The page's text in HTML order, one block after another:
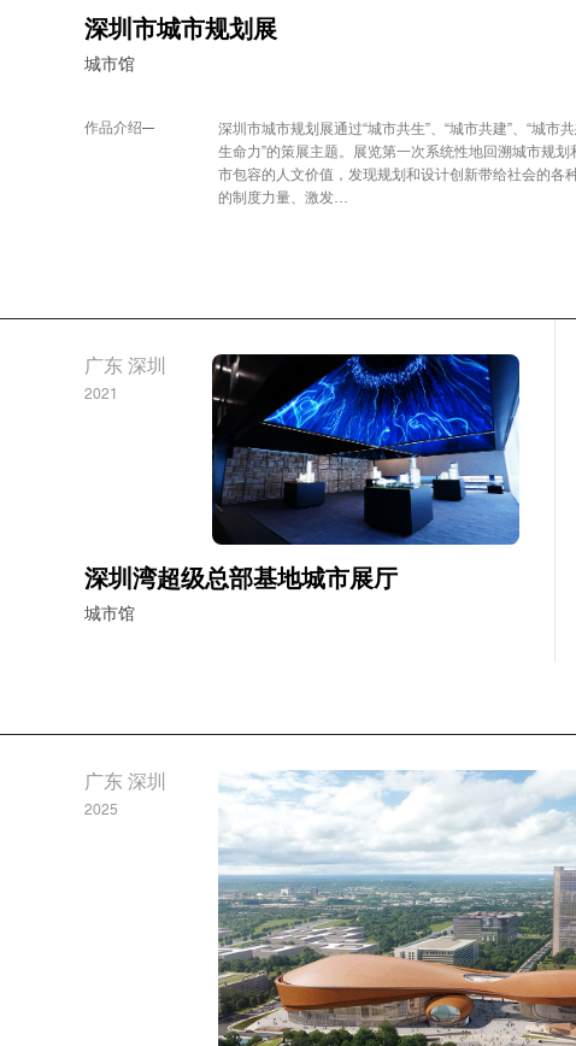
深圳市城市规划展
城市馆
作品介绍
深圳市城市规划展通过“城市共生”、“城市共建”、“城市
生命力”的策展主题。展览第一次系统性地回溯城市规
市包容的人文价值，发现规划和设计创新带给社会的各
的制度力量、激发…
广东 深圳
2021
深圳湾超级总部基地城市展厅
城市馆
广东 深圳
2025